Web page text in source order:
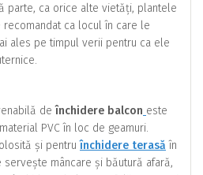
parte, ca orice alte vietăți, plantele
ca locul în care le
ales pe timpul verii pentru ca ele
deînchidere balcon este
PVC în loc de geamuri.
și pentruînchidere terasă în
mâncare și băutură afară,